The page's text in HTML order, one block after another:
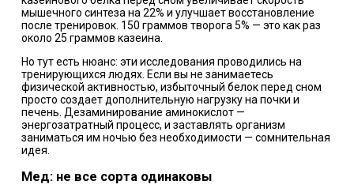
мышечного синтеза на 22% и улучшает восстановление
после тренировок. 150 граммов творога 5% — это как раз
около 25 граммов казеина.
Но тут есть нюанс: эти исследования проводились на
тренирующихся людях. Если вы не занимаетесь
физической активностью, избыточный белок перед сном
просто создает дополнительную нагрузку на почки и
печень. Дезаминирование аминокислот —
энергозатратный процесс, и заставлять организм
заниматься им ночью без необходимости — сомнительная
идея.
Мед: не все сорта одинаковы